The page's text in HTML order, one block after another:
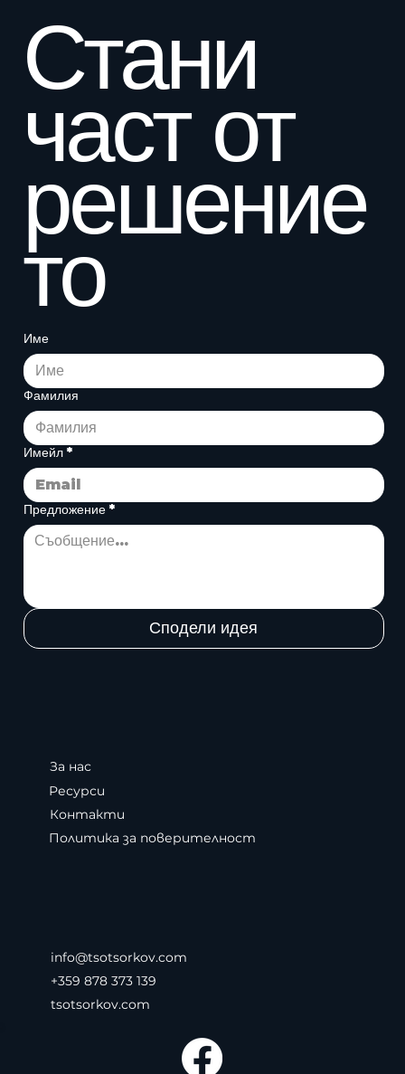
Стани
част от
решение
то
Име
Фамилия
Имейл *
Предложение *
Сподели идея
info@tsotsorkov.com
+359 878 373 139
tsotsorkov.com
За нас
Ресурси
Контакти
Политика за поверителност